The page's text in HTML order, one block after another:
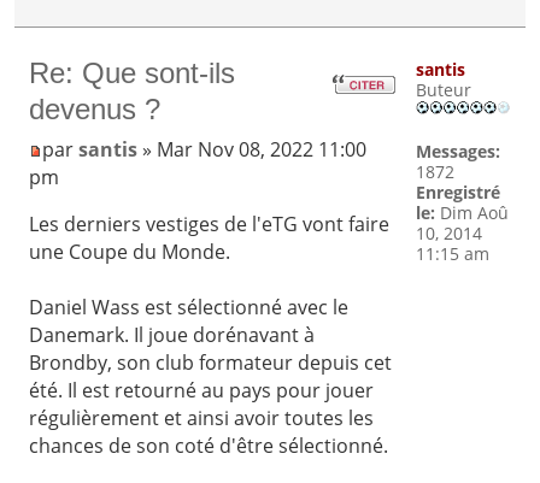
Re: Que sont-ils
devenus ?
parsantis» Mar Nov 08, 2022 11:00
pm
Les derniers vestiges de l'eTG vont faire
une Coupe du Monde.
Daniel Wass est sélectionné avec le
Danemark. Il joue dorénavant à
Brondby, son club formateur depuis cet
été. Il est retourné au pays pour jouer
régulièrement et ainsi avoir toutes les
chances de son coté d'être sélectionné.
santis
Buteur
Messages:
1872
Enregistré
le: Dim Aoû
10, 2014
11:15 am